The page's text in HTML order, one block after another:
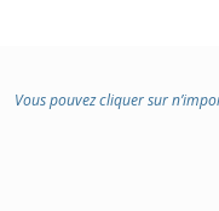
Vous pouvez cliquer sur